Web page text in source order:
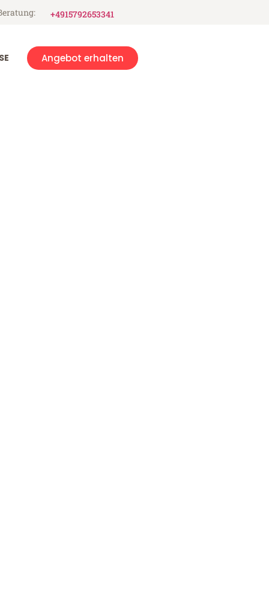
+4915792653341
Angebot erhalten